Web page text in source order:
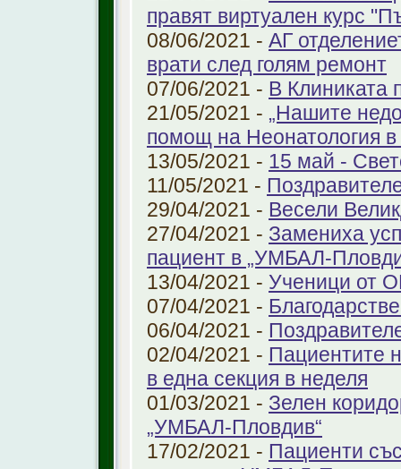
правят виртуален курс
08/06/2021 - АГ
врати след голям ремонт
07/06/2021 - В Клиниката
21/05/2021 - „Нашите
помощ на Неонатология
13/05/2021 - 15 май -
11/05/2021 -
29/04/2021 - Весели
27/04/2021 - Замениха
пациент в „УМБАЛ-
13/04/2021 - Ученици от
07/04/2021 -
06/04/2021 -
02/04/2021 - Пациентите
в една секция в неделя
01/03/2021 - Зелен
„УМБАЛ-Пловдив“
17/02/2021 - Пациенти